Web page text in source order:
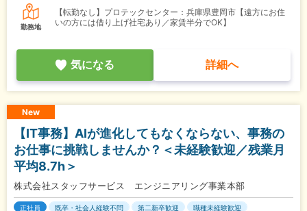
勤務地
【転勤なし】プロテックセンター：兵庫県豊岡市【遠方にお住
いの方には借り上げ社宅あり／家賃半分でOK】
気になる 詳細へ
New
【IT事務】AIが進化してもなくならない、事務の
お仕事に挑戦しませんか？＜未経験歓迎／残業月
平均8.7h＞
株式会社スタッフサービス エンジニアリング事業本部
正社員 既卒・社会人経験不問 第二新卒歓迎
職種未経験歓迎